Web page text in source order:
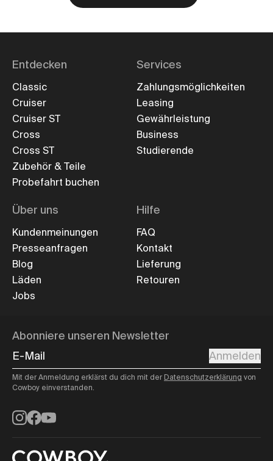
Entdecken
Classic
Cruiser
Cruiser ST
Cross
Cross ST
Zubehör & Teile
Probefahrt buchen
Services
Zahlungsmöglichkeiten
Leasing
Gewährleistung
Business
Studierende
Über uns
Kundenmeinungen
Presseanfragen
Blog
Läden
Jobs
Hilfe
FAQ
Kontakt
Lieferung
Retouren
Abonniere unseren Newsletter
E-Mail
Anmelden
Mit der Anmeldung erklärst du dich mit der Datenschutzerklärung von
Cowboy einverstanden.
Instagram
Facebook
YouTube